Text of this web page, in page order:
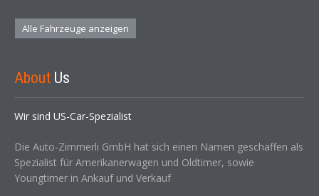
Alle Fahrzeuge anzeigen
About Us
Wir sind US-Car-Spezialist
Die Auto-Zimmerli GmbH hat sich einen Namen geschaffen als
Spezialist für Amerikanerwagen und Oldtimer, sowie
Youngtimer in Ankauf und Verkauf